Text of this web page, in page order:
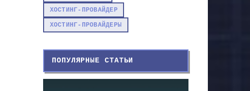
ХОСТИНГ-ПРОВАЙДЕР
ХОСТИНГ-ПРОВАЙДЕРЫ
ПОПУЛЯРНЫЕ СТАТЬИ